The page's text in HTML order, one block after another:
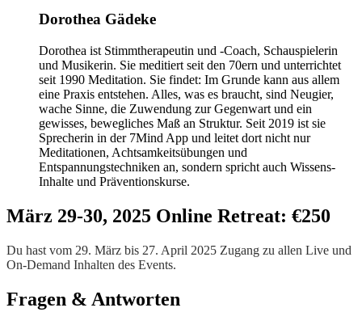
Dorothea Gädeke
Dorothea ist Stimmtherapeutin und -Coach, Schauspielerin
und Musikerin. Sie meditiert seit den 70ern und unterrichtet
seit 1990 Meditation. Sie findet: Im Grunde kann aus allem
eine Praxis entstehen. Alles, was es braucht, sind Neugier,
wache Sinne, die Zuwendung zur Gegenwart und ein
gewisses, bewegliches Maß an Struktur. Seit 2019 ist sie
Sprecherin in der 7Mind App und leitet dort nicht nur
Meditationen, Achtsamkeitsübungen und
Entspannungstechniken an, sondern spricht auch Wissens-
Inhalte und Präventionskurse.
März 29-30, 2025 Online Retreat: €250
Du hast vom 29. März bis 27. April 2025 Zugang zu allen Live und
On-Demand Inhalten des Events.
Fragen & Antworten